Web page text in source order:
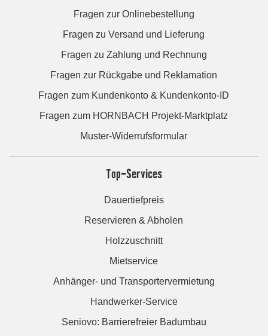
Fragen zur Onlinebestellung
Fragen zu Versand und Lieferung
Fragen zu Zahlung und Rechnung
Fragen zur Rückgabe und Reklamation
Fragen zum Kundenkonto & Kundenkonto-ID
Fragen zum HORNBACH Projekt-Marktplatz
Muster-Widerrufsformular
Top-Services
Dauertiefpreis
Reservieren & Abholen
Holzzuschnitt
Mietservice
Anhänger- und Transportervermietung
Handwerker-Service
Seniovo: Barrierefreier Badumbau